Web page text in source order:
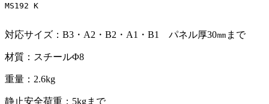
MS192 K
対応サイズ：B3・A2・B2・A1・B1 パネル厚30㎜まで
材質：スチールΦ8
重量：2.6kg
静止安全荷重：5kgまで